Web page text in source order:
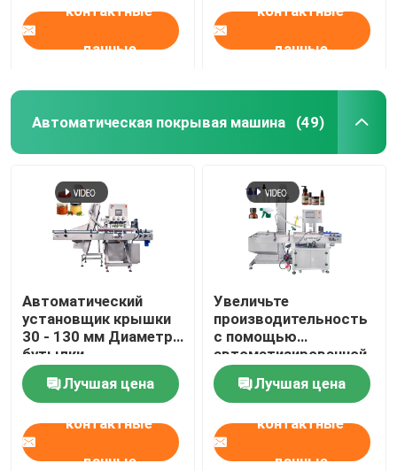
Продукты
Ролики
О нас
автоматический
контактные
данные
контактные
данные
Автоматическая покрывая машина (49)
Автоматический
установщик крышки
30 - 130 мм Диаметр
бутылки
Четырехколесная
крышкаЛучшая цена
контактные
данные
Увеличьте
производительность
с помощью
автоматизированной
уплотнительной
машины с четырьмя
колесами
Лучшая цена
контактные
данные